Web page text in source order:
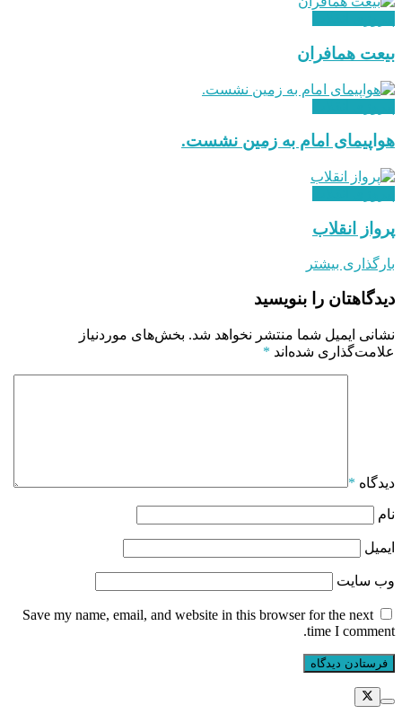
بیعت همافران
هواپیمای امام به زمین نشست.
پرواز انقلاب
بارگذاری بیشتر
دیدگاهتان را بنویسید
نشانی ایمیل شما منتشر نخواهد شد. بخش‌های موردنیاز
علامت‌گذاری شده‌اند *
دیدگاه *
نام
ایمیل
وب‌ سایت
Save my name, email, and website in this browser for the next
time I comment.